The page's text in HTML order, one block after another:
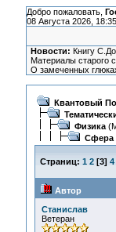
Добро пожаловать,
08 Августа 2026,
Новости: Книгу
Материалы старого
О замеченных
Квантовый
Физика
Сфера
Страниц: 1 2[3] 4
Автор
Станислав
Ветеран